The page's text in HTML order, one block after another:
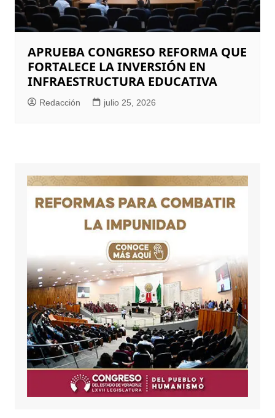
APRUEBA CONGRESO REFORMA QUE
FORTALECE LA INVERSIÓN EN
INFRAESTRUCTURA EDUCATIVA
Redacción julio 25, 2026